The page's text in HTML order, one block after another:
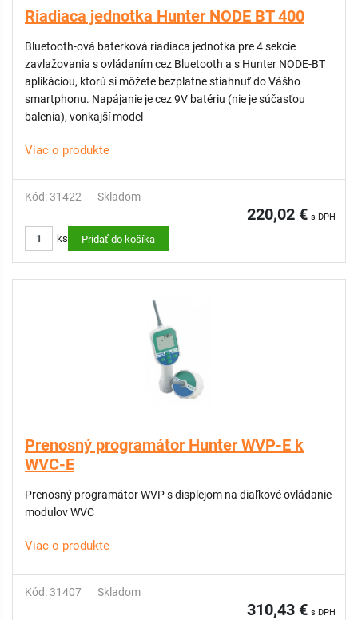
Riadiaca jednotka Hunter NODE BT 400
Bluetooth-ová baterková riadiaca jednotka pre 4 sekcie
zavlažovania s ovládaním cez Bluetooth a s Hunter NODE-BT
aplikáciou, ktorú si môžete bezplatne stiahnuť do Vášho
smartphonu. Napájanie je cez 9V batériu (nie je súčasťou
balenia), vonkajší model
Viac o produkte
Kód: 31422 Skladom
220,02 € s DPH
ks Pridať do košíka
Prenosný programátor Hunter WVP-E k
WVC-E
Prenosný programátor WVP s displejom na diaľkové ovládanie
modulov WVC
Viac o produkte
Kód: 31407 Skladom
310,43 € s DPH